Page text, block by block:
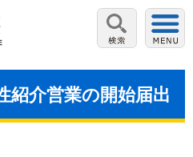
紹介営業の開始届出